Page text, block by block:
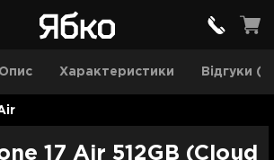
Опис Характеристики Відгуки (7)
17 Air 512GB (Cloud